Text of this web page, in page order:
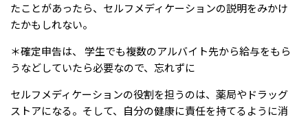
たことがあったら、セルフメディケーションの説明をみかけ
たかもしれない。
＊確定申告は、 学生でも複数のアルバイト先から給与をもら
うなどしていたら必要なので、忘れずに
セルフメディケーションの役割を担うのは、薬局やドラッグ
ストアになる。そして、自分の健康に責任を持てるように消